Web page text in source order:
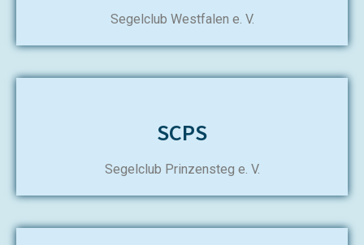
Segelclub Westfalen e. V.
SCPS
Segelclub Prinzensteg e. V.